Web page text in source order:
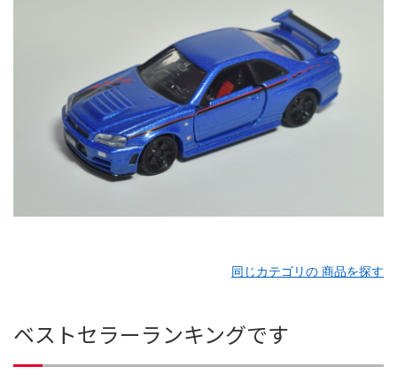
同じカテゴリの 商品を探す
ベストセラーランキングです